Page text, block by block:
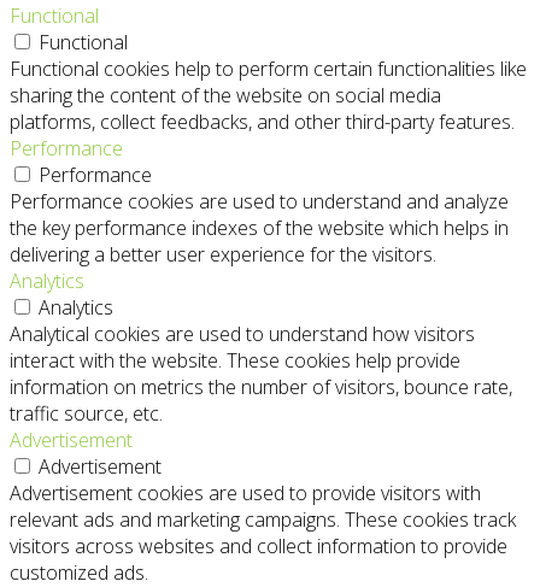
Functional
Functional
Functional cookies help to perform certain functionalities like
sharing the content of the website on social media
platforms, collect feedbacks, and other third-party features.
Performance
Performance
Performance cookies are used to understand and analyze
the key performance indexes of the website which helps in
delivering a better user experience for the visitors.
Analytics
Analytics
Analytical cookies are used to understand how visitors
interact with the website. These cookies help provide
information on metrics the number of visitors, bounce rate,
traffic source, etc.
Advertisement
Advertisement
Advertisement cookies are used to provide visitors with
relevant ads and marketing campaigns. These cookies track
visitors across websites and collect information to provide
customized ads.